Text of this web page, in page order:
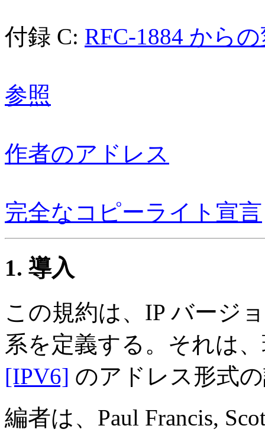
付録 C: RFC-1884 から
参照
作者のアドレス
完全なコピーライト宣言
1. 導入
この規約は、IP バージ
系を定義する。それは
[IPV6] のアドレス形式
編者は、Paul Francis,